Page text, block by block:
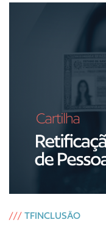
/// TFINCLUSÃO